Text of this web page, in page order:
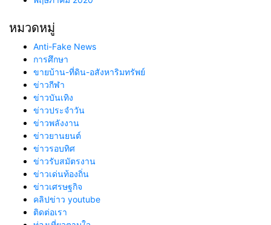
หมวดหมู่
Anti-Fake News
การศึกษา
ขายบ้าน-ที่ดิน-อสังหาริมทรัพย์
ข่าวกีฬา
ข่าวบันเทิง
ข่าวประจำวัน
ข่าวพลังงาน
ข่าวยานยนต์
ข่าวรอบทิศ
ข่าวรับสมัตรงาน
ข่าวเด่นท้องถิ่น
ข่าวเศรษฐกิจ
คลิปข่าว youtube
ติดต่อเรา